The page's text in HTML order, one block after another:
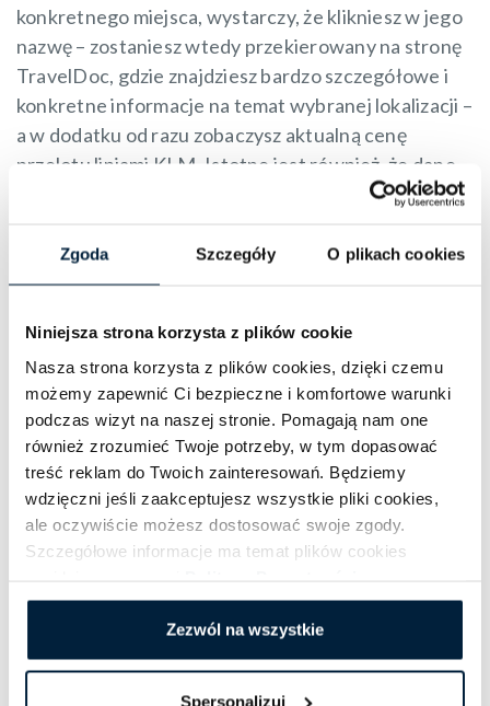
Zgoda Szczegóły O plikach cookies
Niniejsza strona korzysta z plików cookie
Nasza strona korzysta z plików cookies, dzięki czemu
możemy zapewnić Ci bezpieczne i komfortowe warunki
podczas wizyt na naszej stronie. Pomagają nam one
również zrozumieć Twoje potrzeby, w tym dopasować
treść reklam do Twoich zainteresowań. Będziemy
wdzięczni jeśli zaakceptujesz wszystkie pliki cookies,
ale oczywiście możesz dostosować swoje zgody.
Szczegółowe informacje ma temat plików cookies
Zezwól na wszystkie
Spersonalizuj
konkretnego miejsca, wystarczy, że klikniesz w jego
nazwę – zostaniesz wtedy przekierowany na stronę
TravelDoc, gdzie znajdziesz bardzo szczegółowe i
konkretne informacje na temat wybranej lokalizacji –
a w dodatku od razu zobaczysz aktualną cenę
przelotu liniami KLM. Istotne jest również, że dane
są na bieżąco aktualizowane. Interaktywna mapa w
wersjach językowych: niderlandzkiej i angielskiej.
KLM. Narzędzie może okazać się bardzo przydatne,
jeśli chcesz wiedzieć dokąd można podróżować.
Dlatego polecamy je Twojej uwadze. Życzymy miłej
podróży!
Pozostałe aktualności:
Wyjazd służbowy – robimy to zawodowo!
formy dojazdu
USA otwiera granice! To świetna wiadomość dla